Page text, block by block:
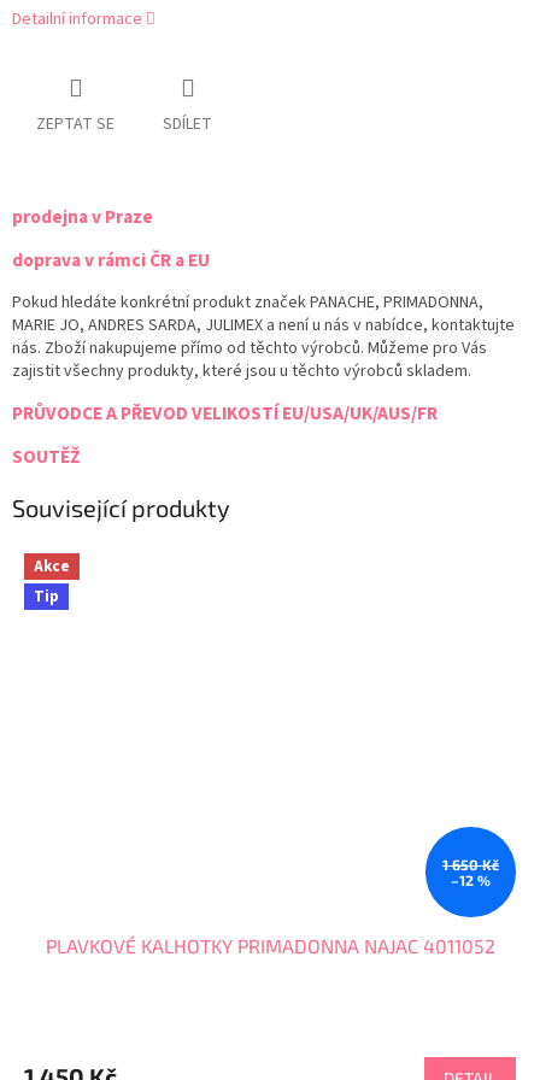
Detailní informace
ZEPTAT SE SDÍLET
prodejna v Praze
doprava v rámci ČR a EU
Pokud hledáte konkrétní produkt značek PANACHE, PRIMADONNA,
MARIE JO, ANDRES SARDA, JULIMEX a není u nás v nabídce, kontaktujte
nás. Zboží nakupujeme přímo od těchto výrobců. Můžeme pro Vás
zajistit všechny produkty, které jsou u těchto výrobců skladem.
PRŮVODCE A PŘEVOD VELIKOSTÍ EU/USA/UK/AUS/FR
SOUTĚŽ
Související produkty
Akce
Tip
1 650 Kč
–12 %
PLAVKOVÉ KALHOTKY PRIMADONNA NAJAC 4011052